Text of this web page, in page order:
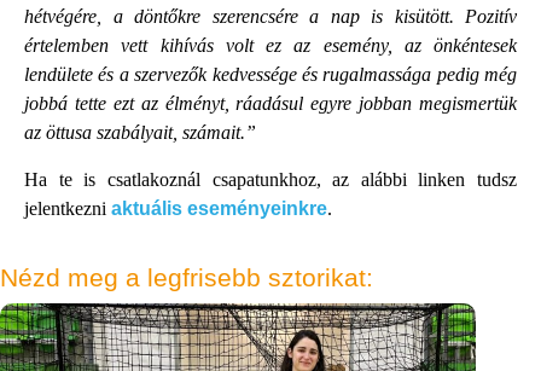
hétvégére, a döntőkre szerencsére a nap is kisütött. Pozitív
értelemben vett kihívás volt ez az esemény, az önkéntesek
lendülete és a szervezők kedvessége és rugalmassága pedig még
jobbá tette ezt az élményt, ráadásul egyre jobban megismertük
az öttusa szabályait, számait.”
Ha te is csatlakoznál csapatunkhoz, az alábbi linken tudsz
jelentkezni aktuális eseményeinkre.
Nézd meg a legfrisebb sztorikat: